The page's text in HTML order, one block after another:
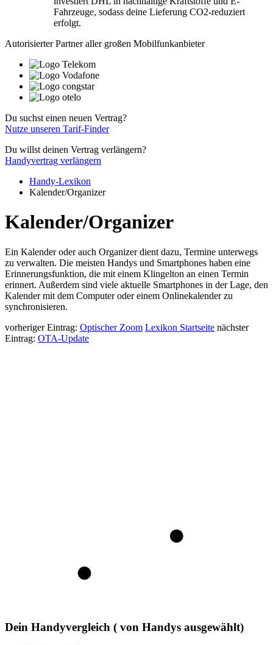
Fahrzeuge, sodass deine Lieferung CO2-reduziert
erfolgt.
Autorisierter Partner aller großen Mobilfunkanbieter
Du suchst einen neuen Vertrag?
Nutze unseren Tarif-Finder
Du willst deinen Vertrag verlängern?
Handyvertrag verlängern
Handy-Lexikon
Kalender/Organizer
Kalender/Organizer
Ein Kalender oder auch Organizer dient dazu, Termine unterwegs
zu verwalten. Die meisten Handys und Smartphones haben eine
Erinnerungsfunktion, die mit einem Klingelton an einen Termin
erinnert. Außerdem sind viele aktuelle Smartphones in der Lage, den
Kalender mit dem Computer oder einem Onlinekalender zu
synchronisieren.
vorheriger Eintrag: Optischer Zoom Lexikon Startseite nächster
Eintrag: OTA-Update
Dein Handyvergleich ( von Handys ausgewählt)